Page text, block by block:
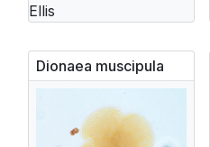
Ellis
Dionaea muscipula